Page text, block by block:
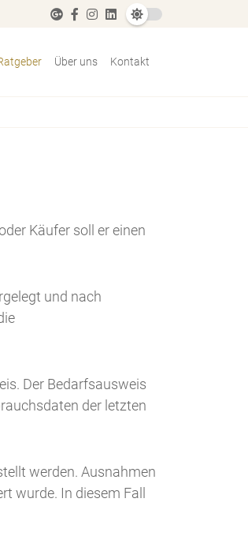
Über uns Kontakt
Käufer soll er einen
und nach
Der Bedarfsausweis
der letzten
werden. Ausnahmen
wurde. In diesem Fall